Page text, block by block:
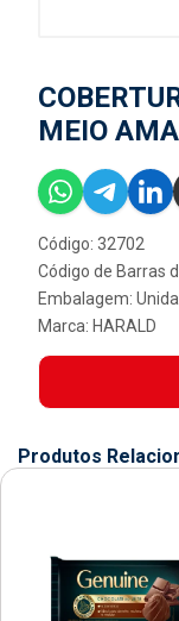
MEIO
Código: 32702
Código de Barras
Embalagem:
Marca: HARALD
Produtos